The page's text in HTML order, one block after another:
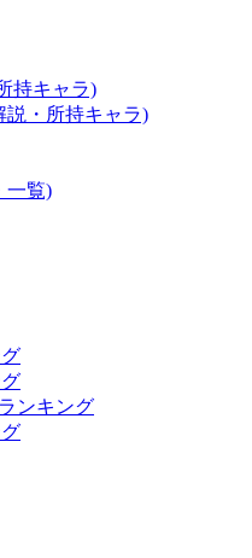
持キャラ)
説・所持キャラ)
一覧)
ンキング